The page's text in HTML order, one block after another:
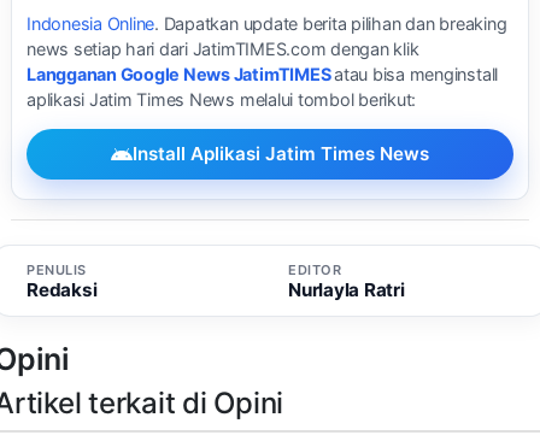
Indonesia Online. Dapatkan update berita pilihan dan breaking
news setiap hari dari JatimTIMES.com dengan klik
Langganan Google News JatimTIMESatau bisa menginstall
aplikasi Jatim Times News melalui tombol berikut:
Install Aplikasi Jatim Times News
PENULIS
Redaksi
EDITOR
Nurlayla Ratri
terkait di Opini